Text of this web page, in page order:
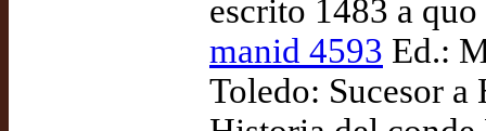
escrito 1483 a
manid 4593 Ed.:
Toledo: Sucesor a